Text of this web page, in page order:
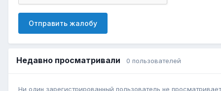
Отправить жалобу
Недавно просматривали 0 пользователей
Ни один зарегистрированный пользователь не